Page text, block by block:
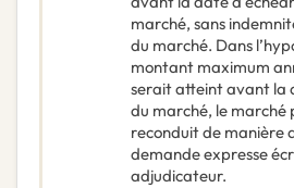
marché, sans
du marché. Dans
montant maximum
serait atteint avant la
du marché, le
reconduit de manière
demande expresse
adjudicateur.